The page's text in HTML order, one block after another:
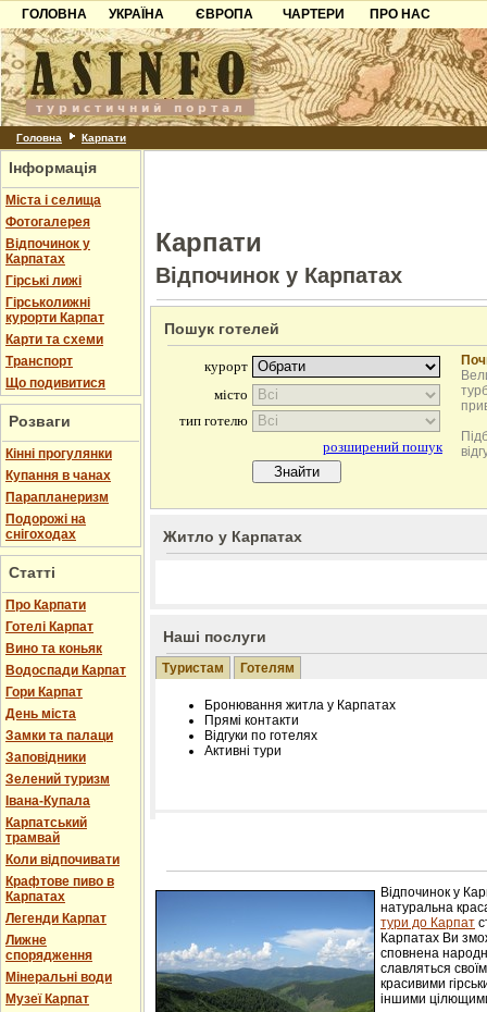
ГОЛОВНА
УКРАЇНА
Карпати
Азов
Причорноморря
Шацьк
ЄВРОПА
Чорногорія
Хорватія
Болгарія
ЧАРТЕРИ
ПРО НАС
Контакти
Партнерам
Додати готель
Головна Карпати
Інформація
Міста і селища
Фотогалерея
Відпочинок у
Карпатах
Гірські лижі
Гірськолижні
курорти Карпат
Карти та схеми
Транспорт
Що подивитися
Розваги
Кінні прогулянки
Купання в чанах
Парапланеризм
Подорожі на
снігоходах
Статті
Про Карпати
Готелі Карпат
Вино та коньяк
Водоспади Карпат
Гори Карпат
День міста
Замки та палаци
Заповідники
Зелений туризм
Івана-Купала
Карпатський
трамвай
Коли відпочивати
Крафтове пиво в
Карпатах
Легенди Карпат
Лижне
спорядження
Мінеральні води
Музеї Карпат
Карпати
Відпочинок у Карпатах
Пошук готелей
Житло у Карпатах
Наші послуги
Туристам Готелям
Бронювання житла у Карпатах
Прямі контакти
Відгуки по готелях
Активні тури
Лічільник відвідувачів
Відпочинок у
натуральна
тури до Карпат
Карпатах Ви
сповнена
славляться
красивими
іншими